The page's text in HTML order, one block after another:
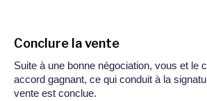
Conclure la vente
Suite à une bonne négociation, vous et le
accord gagnant, ce qui conduit à la
vente est conclue.